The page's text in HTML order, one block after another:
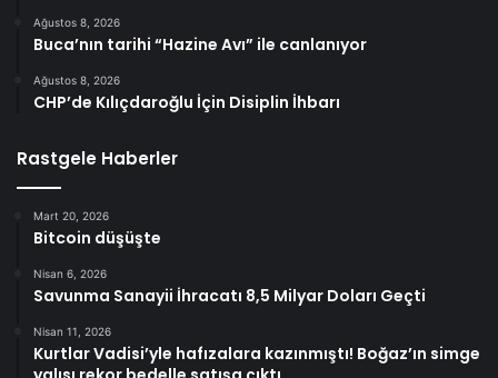
Ağustos 8, 2026
Buca’nın tarihi “Hazine Avı” ile canlanıyor
Ağustos 8, 2026
CHP’de Kılıçdaroğlu İçin Disiplin İhbarı
Rastgele Haberler
Mart 20, 2026
Bitcoin düşüşte
Nisan 6, 2026
Savunma Sanayii İhracatı 8,5 Milyar Doları Geçti
Nisan 11, 2026
Kurtlar Vadisi’yle hafızalara kazınmıştı! Boğaz’ın simge